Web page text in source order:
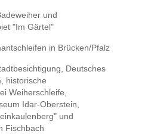
und
"Im Gärtel"
in Brücken/Pfalz
Deutsches
historische
Weiherschleife,
Idar-Oberstein,
und
Fischbach